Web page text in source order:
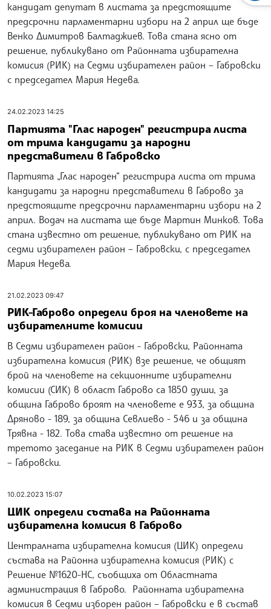
кандидат депутат в листата за предстоящите
предсрочни парламентарни избори на 2 април ще бъде
Венко Димитров Балтаджиев. Това стана ясно от
решение, публикувано от Районната избирателна
комисия (РИК) на Седми избирателен район – Габровски
с председател Мария Недева.
24.02.2023 14:25
Партията "Глас народен" регистрира листа
от трима кандидати за народни
представители в Габровско
Партията „Глас народен“ регистрира листа от трима
кандидати за народни представители в Габрово за
предстоящите предсрочни парламентарни избори на 2
април. Водач на листата ще бъде Мартин Минков. Това
стана известно от решение, публикувано от РИК на
седми избирателен район – Габровски, с председател
Мария Недева.
21.02.2023 09:47
РИК-Габрово определи броя на членовете на
избирателните комисии
В Седми избирателен район - Габровски, Районната
избирателна комисия (РИК) взе решение, че общият
брой на членовете на секционните избирателни
комисии (СИК) в област Габрово са 1850 души, за
община Габрово броят на членовете е 933, за община
Дряново - 189, за община Севлиево - 546 и за община
Трявна - 182. Това става известно от решение на
третото заседание на РИК в Седми избирателен район
– Габровски.
10.02.2023 15:07
ЦИК определи състава на Районната
избирателна комисия в Габрово
Централната избирателна комисия (ЦИК) определи
състава на Районна избирателна комисия (РИК) с
Решение №1620-НС, съобщиха от Областната
администрация в Габрово. Районната избирателна
комисия в Седми изборен район – Габровски е в състав